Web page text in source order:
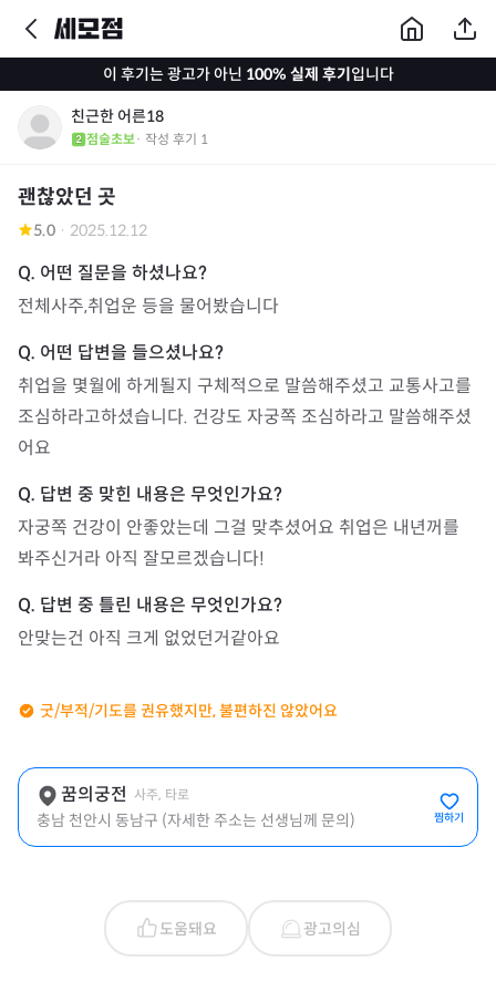
이 후기는 광고가 아닌 100% 실제 후기입니다
친근한 어른18
점술초보· 작성 후기 1
괜찮았던 곳
5.0 · 2025.12.12
전체사주,취업운 등을 물어봤습니다
취업을 몇월에 하게될지 구체적으로 말씀해주셨고 교통사고를
조심하라고하셨습니다. 건강도 자궁쪽 조심하라고 말씀해주셨
어요
자궁쪽 건강이 안좋았는데 그걸 맞추셨어요 취업은 내년꺼를
봐주신거라 아직 잘모르겠습니다!
안맞는건 아직 크게 없었던거같아요
굿/부적/기도를 권유했지만, 불편하진 않았어요
꿈의궁전 사주, 타로
충남 천안시 동남구 (자세한 주소는 선생님께 문의) 찜하기
도움돼요 광고의심